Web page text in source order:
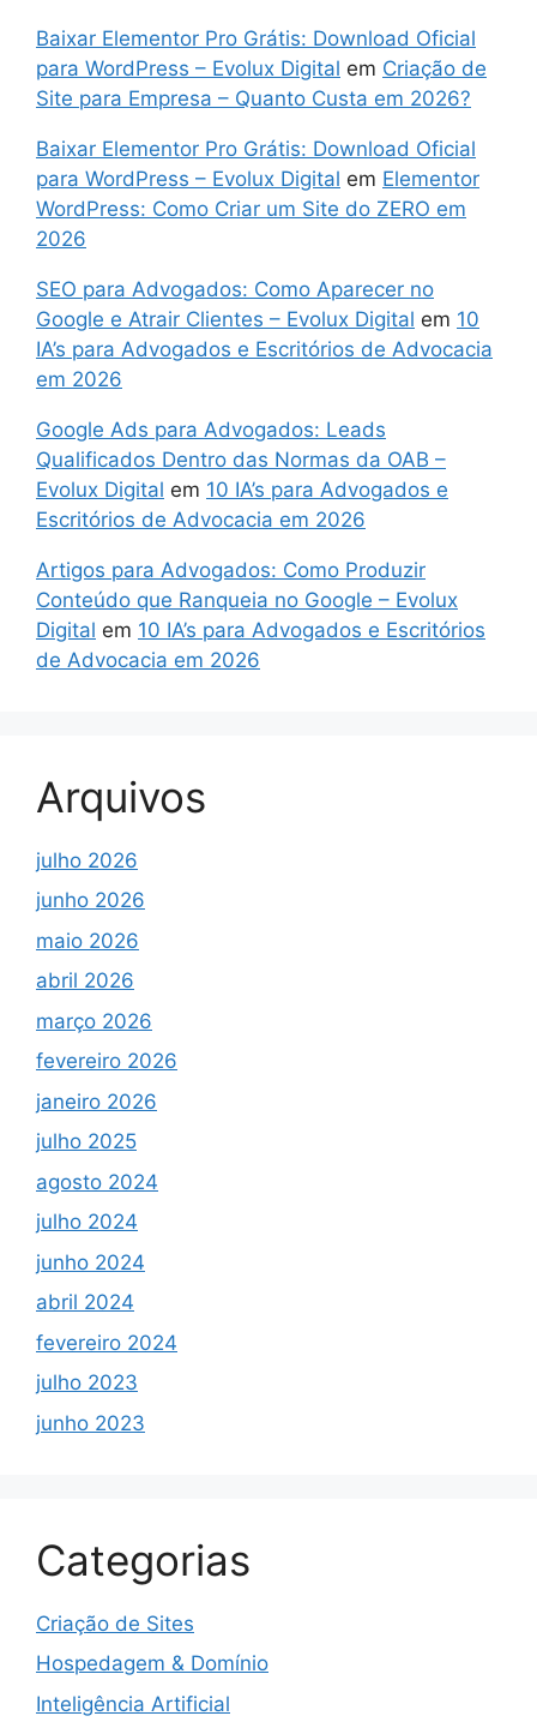
Baixar Elementor Pro Grátis: Download Oficial
para WordPress – Evolux Digital em Criação de
Site para Empresa – Quanto Custa em 2026?
Baixar Elementor Pro Grátis: Download Oficial
para WordPress – Evolux Digital em Elementor
WordPress: Como Criar um Site do ZERO em
2026
SEO para Advogados: Como Aparecer no
Google e Atrair Clientes – Evolux Digital em 10
IA’s para Advogados e Escritórios de Advocacia
em 2026
Google Ads para Advogados: Leads
Qualificados Dentro das Normas da OAB –
Evolux Digital em 10 IA’s para Advogados e
Escritórios de Advocacia em 2026
Artigos para Advogados: Como Produzir
Conteúdo que Ranqueia no Google – Evolux
Digital em 10 IA’s para Advogados e Escritórios
de Advocacia em 2026
Arquivos
julho 2026
junho 2026
maio 2026
abril 2026
março 2026
fevereiro 2026
janeiro 2026
julho 2025
agosto 2024
julho 2024
junho 2024
abril 2024
fevereiro 2024
julho 2023
junho 2023
Categorias
Criação de Sites
Hospedagem & Domínio
Inteligência Artificial